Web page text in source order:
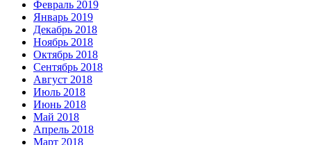
Февраль 2019
Январь 2019
Декабрь 2018
Ноябрь 2018
Октябрь 2018
Сентябрь 2018
Август 2018
Июль 2018
Июнь 2018
Май 2018
Апрель 2018
Март 2018